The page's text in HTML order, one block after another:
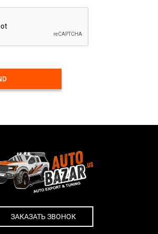
ЗАКАЗАТЬ ЗВОНОК